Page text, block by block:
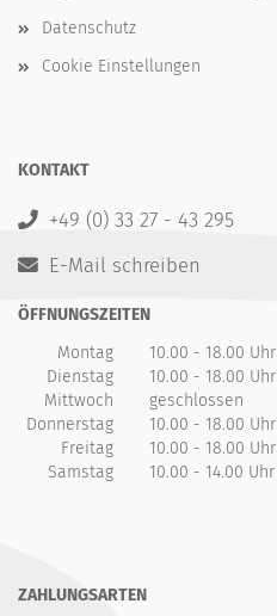
Datenschutz
Cookie Einstellungen
KONTAKT
+49 (0) 33 27 - 43 295
E-Mail schreiben
ÖFFNUNGSZEITEN
Montag
10.00 - 18.00 Uhr
Dienstag
10.00 - 18.00 Uhr
Mittwoch
geschlossen
Donnerstag
10.00 - 18.00 Uhr
Freitag
10.00 - 18.00 Uhr
Samstag
10.00 - 14.00 Uhr
ZAHLUNGSARTEN